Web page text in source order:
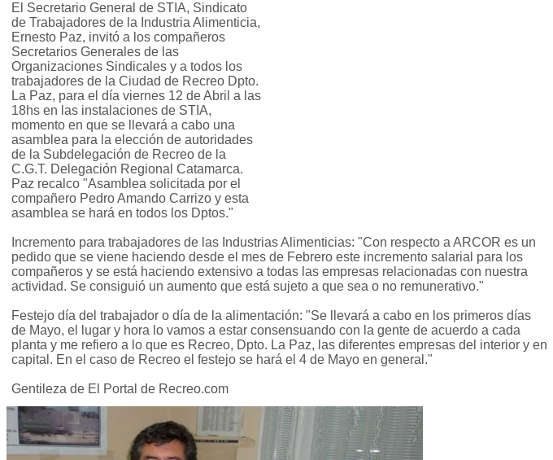
El Secretario General de STIA, Sindicato
de Trabajadores de la Industria Alimenticia,
Ernesto Paz, invitó a los compañeros
Secretarios Generales de las
Organizaciones Sindicales y a todos los
trabajadores de la Ciudad de Recreo Dpto.
La Paz, para el día viernes 12 de Abril a las
18hs en las instalaciones de STIA,
momento en que se llevará a cabo una
asamblea para la elección de autoridades
de la Subdelegación de Recreo de la
C.G.T. Delegación Regional Catamarca.
Paz recalco "Asamblea solicitada por el
compañero Pedro Amando Carrizo y esta
asamblea se hará en todos los Dptos."
Incremento para trabajadores de las Industrias Alimenticias: "Con respecto a ARCOR es un
pedido que se viene haciendo desde el mes de Febrero este incremento salarial para los
compañeros y se está haciendo extensivo a todas las empresas relacionadas con nuestra
actividad. Se consiguió un aumento que está sujeto a que sea o no remunerativo."
Festejo día del trabajador o día de la alimentación: "Se llevará a cabo en los primeros días
de Mayo, el lugar y hora lo vamos a estar consensuando con la gente de acuerdo a cada
planta y me refiero a lo que es Recreo, Dpto. La Paz, las diferentes empresas del interior y en
capital. En el caso de Recreo el festejo se hará el 4 de Mayo en general."
Gentileza de El Portal de Recreo.com